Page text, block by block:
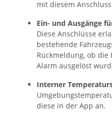
mit diesem
Ein- und Ausgänge
Diese Anschlüsse
bestehende
Rückmeldung, ob
Alarm ausgelöst
Interner
diese in der App an.